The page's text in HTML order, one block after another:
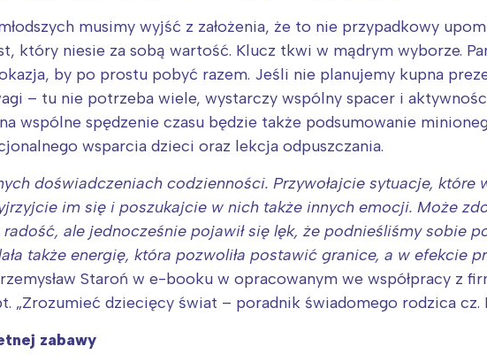
musimy wyjść z założenia, że to nie przypadkowy
który niesie za sobą wartość. Klucz tkwi w mądrym wyborze.
by po prostu pobyć razem. Jeśli nie planujemy kupna
– tu nie potrzeba wiele, wystarczy wspólny spacer i
wspólne spędzenie czasu będzie także podsumowanie
wsparcia dzieci oraz lekcja odpuszczania.
doświadczeniach codzienności. Przywołajcie sytuacje, które
im się i poszukajcie w nich także innych emocji. Może
ale jednocześnie pojawił się lęk, że podnieśliśmy sobie
także energię, która pozwoliła postawić granice, a w efekcie
Staroń w e-booku w opracowanym we współpracy z
„Zrozumieć dziecięcy świat – poradnik świadomego rodzica cz.
zabawy
Trójmiasto
Poznań
Śląsk
Kraków
Północ
Wszystkie
Wybieram